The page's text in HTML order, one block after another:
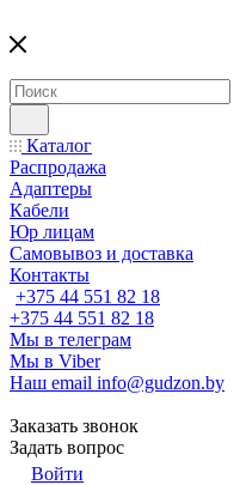
Каталог
Распродажа
Адаптеры
Кабели
Юр лицам
Самовывоз и доставка
Контакты
+375 44 551 82 18
+375 44 551 82 18
Мы в телеграм
Мы в Viber
Наш email info@gudzon.by
Заказать звонок
Задать вопрос
Войти